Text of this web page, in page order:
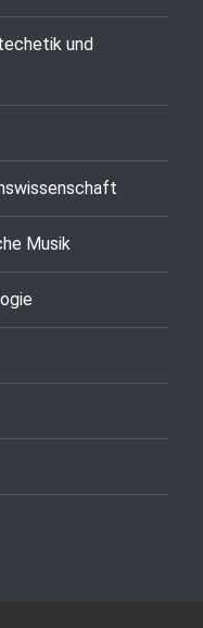
und
Musik